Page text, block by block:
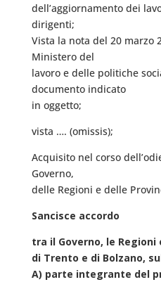
dell’aggiornamento dei
dirigenti;
Vista la nota del 20 marzo
Ministero del
lavoro e delle politiche
documento indicato
in oggetto;
vista …. (omissis);
Acquisito nel corso
Governo,
delle Regioni e delle
Sancisce accordo
tra il Governo, le
di Trento e di Bolzano,
A) parte integrante del